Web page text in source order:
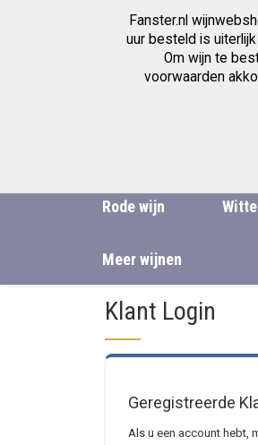
Fanster.nl
uur besteld is
Om wijn te
voorwaarden
Wijnwinkel voor de
Rode wijn
Meer wijnen
Klant Login
Geregistreerde
Als u een account hebt,